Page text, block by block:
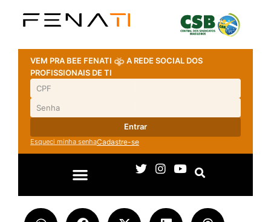
VEM PRA BEE FENATI
A REDE SOCIAL DOS
PROFISSIONAIS DE TI
Entrar
Esqueci minha senhaCadastre-se